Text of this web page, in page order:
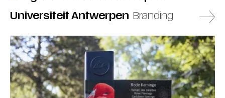
Universiteit Antwerpen Branding